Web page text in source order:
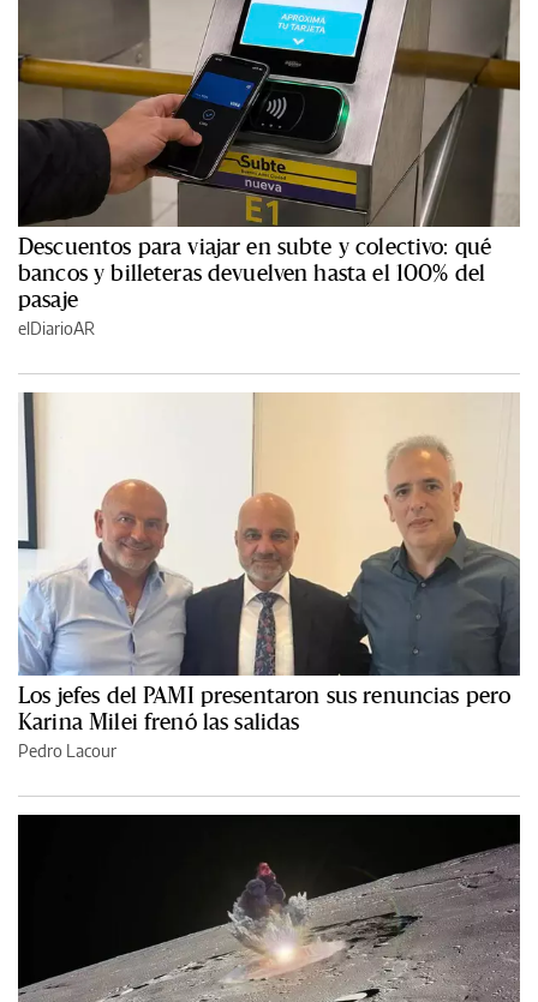
Descuentos para viajar en subte y colectivo: qué
bancos y billeteras devuelven hasta el 100% del
pasaje
elDiarioAR
Los jefes del PAMI presentaron sus renuncias pero
Karina Milei frenó las salidas
Pedro Lacour